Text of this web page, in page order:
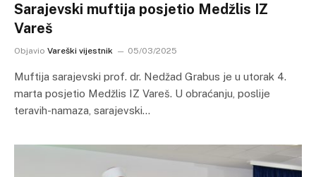
Sarajevski muftija posjetio Medžlis IZ
Vareš
Objavio Vareški vijestnik 05/03/2025
Muftija sarajevski prof. dr. Nedžad Grabus je u utorak 4.
marta posjetio Medžlis IZ Vareš. U obraćanju, poslije
teravih-namaza, sarajevski…